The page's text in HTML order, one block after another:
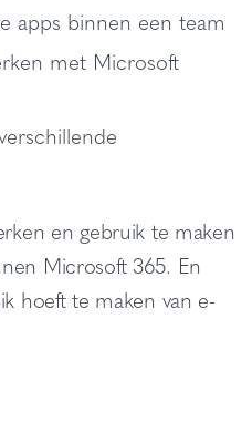
apps binnen een team
met Microsoft
en gebruik te maken
Microsoft 365. En
hoeft te maken van e-